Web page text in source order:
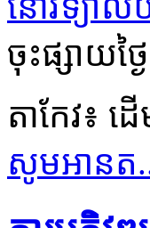
ចុះផ្សាយថ្
តាកែវ៖ ដ
សូមអានត